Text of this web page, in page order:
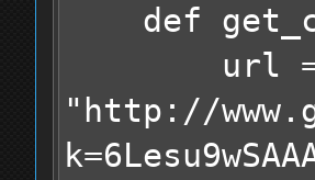
def
url
"http://